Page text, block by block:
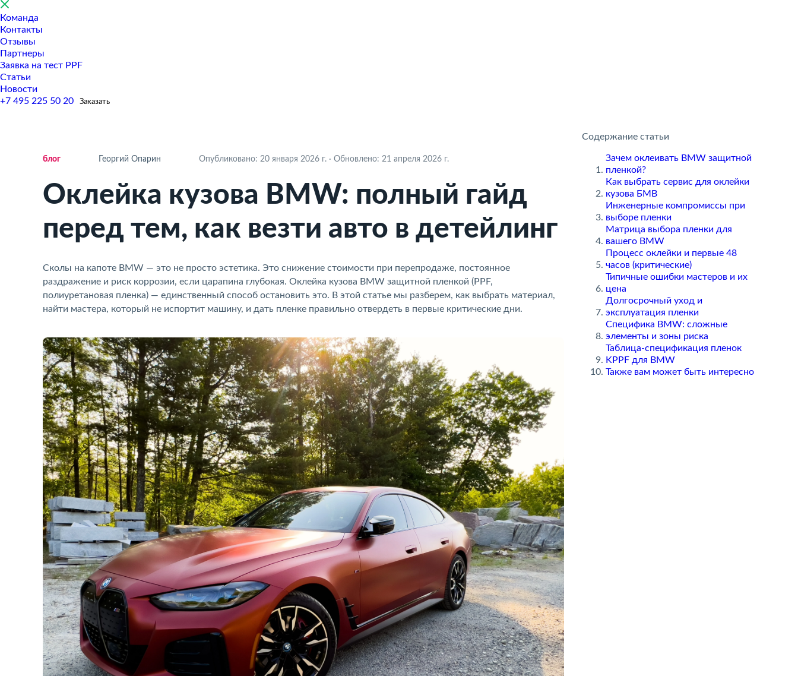
Команда
Контакты
Отзывы
Партнеры
Заявка на тест PPF
Статьи
Новости
+7 495 225 50 20
Заказать
ло Георгий Опарин Опубликовано: 20 января 2026 г. · Обновлено: 21 апреля 2026 г.
Оклейка кузова BMW: полный гайд
перед тем, как везти авто в детейлин
Сколы на капоте BMW — это не просто эстетика. Это снижение стоимости при перепродаже, постоянное
раздражение и риск коррозии, если царапина глубокая. Оклейка кузова BMW защитной пленкой (PPF,
полиуретановая пленка) — единственный способ остановить это. В этой статье мы разберем, как выбрать материал,
найти мастера, который не испортит машину, и дать пленке правильно отвердеть в первые критические дни.
Содержание статьи
Зачем оклеивать BMW защитной
пленкой?
Как выбрать сервис для оклейки
кузова БМВ
Инженерные компромиссы при
ыборе пленки
Матрица выбора пленки для
ашего BMW
Процесс оклейки и первые 48
часов (критические)
Типичные ошибки мастеров и их
цена
Долгосрочный уход и
эксплуатация пленки
Специфика BMW: сложные
элементы и зоны риска
Таблица-спецификация пленок
KPPF для BMW
Также вам может быть интересно